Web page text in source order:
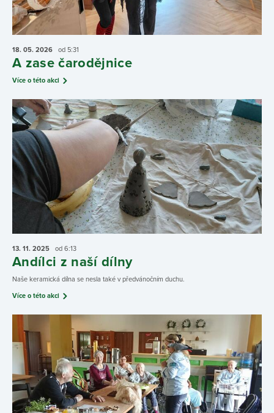
18. 05. 2026 od 5:31
A zase čarodějnice
Více o této akci
13. 11. 2025 od 6:13
Andílci z naší dílny
Naše keramická dílna se nesla také v předvánočním duchu.
Více o této akci